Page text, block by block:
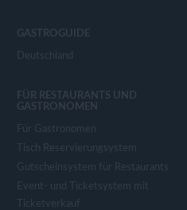
GASTROGUIDE
Deutschland
FÜR RESTAURANTS UND
GASTRONOMEN
Für Gastronomen
Tisch Reservierungsystem
Gutscheinsystem für Restaurants
Event- und Ticketsystem mit
Ticketverkauf